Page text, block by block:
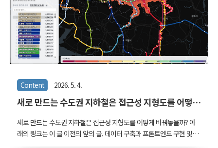
Content 2026. 5. 4.
새로 만드는 수도권 지하철은 접근성 지형도를 어떻
새로 만드는 수도권 지하철은 접근성 지형도를 어떻게 바꿔놓을까? 아
래의 링크는 이 글 이전의 앞의 글. 데이터 구축과 프론트엔드 구현 및